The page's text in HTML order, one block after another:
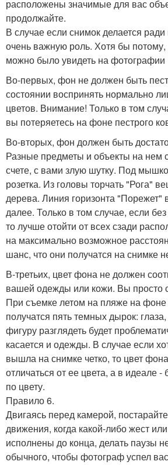
расположены значимые для вас
продолжайте.
В случае если снимок делается
очень важную роль. Хотя бы потому,
можно было увидеть на
Во-первых, фон не должен быть
состоянии воспринять нормально
цветов. Внимание! Только в том
вы потеряетесь на фоне пестрого
Во-вторых, фон должен быть
Разные предметы и объекты на нем
счете, с вами злую шутку. Под
розетка. Из головы торчать "Рога"
дерева. Линия горизонта "Порежет"
далее. Только в том случае, если
то лучше отойти от всех сзади
на максимально возможное
шанс, что они получатся на снимке
В-третьих, цвет фона не должен
вашей одежды или кожи. Вы просто
При съемке летом на пляже на фоне
получатся пять темных дырок:
фигуру разглядеть будет
касается и одежды. В случае если
вышла на снимке четко, то цвет
отличаться от ее цвета, а в идеале -
по цвету.
Правило 6.
Двигаясь перед камерой,
движения, когда какой-либо жест
исполнены до конца, делать паузы
обычного, чтобы фотограф успел